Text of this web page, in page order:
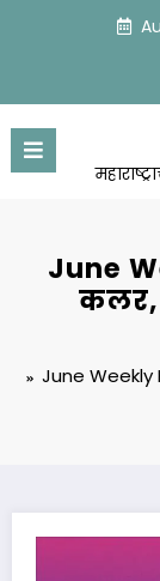
June
कलर,
June